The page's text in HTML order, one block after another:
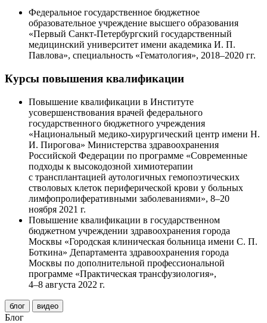
Федеральное государственное бюджетное
образовательное учреждение высшего образования
«Первый Санкт-Петербургский государственный
медицинский университет имени академика И. П.
Павлова», специальность «Гематология», 2018–2020 гг.
Курсы повышения квалификации
Повышение квалификации в Институте
усовершенствования врачей федерального
государственного бюджетного учреждения
«Национальный медико-хирургический центр имени Н.
И. Пирогова» Министерства здравоохранения
Российской Федерации по программе «Современные
подходы к высокодозной химиотерапии
с трансплантацией аутологичных гемопоэтических
стволовых клеток периферической крови у больных
лимфопролиферативными заболеваниями», 8–20
ноября 2021 г.
Повышение квалификации в государственном
бюджетном учреждении здравоохранения города
Москвы «Городская клиническая больница имени С. П.
Боткина» Департамента здравоохранения города
Москвы по дополнительной профессиональной
программе «Практическая трансфузиология»,
4–8 августа 2022 г.
блог видео
Блог